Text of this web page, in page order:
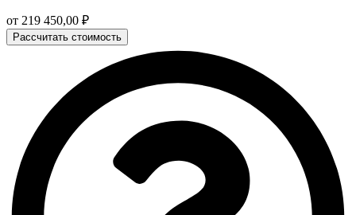
от 219 450,00 ₽
Рассчитать стоимость